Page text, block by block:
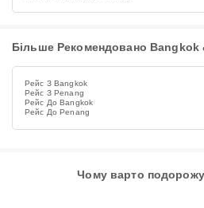
Більше Рекомендовано Bangkok
Рейс З Bangkok
Рейс З Penang
Рейс До Bangkok
Рейс До Penang
Чому варто